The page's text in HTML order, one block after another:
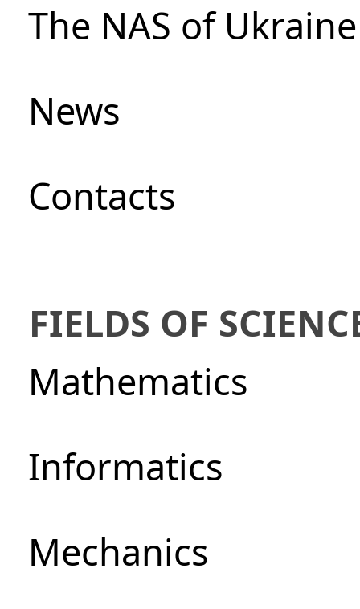
The NAS of
News
Сontacts
FIELDS OF
Mathematics
Informatics
Mechanics